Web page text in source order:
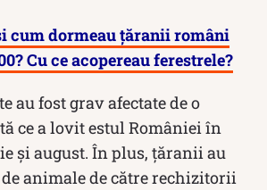
cum dormeau țăranii români
Cu ce acopereau ferestrele?
au fost grav afectate de o
ce a lovit estul României în
şi august. În plus, ţăranii au
animale de către rechizitorii